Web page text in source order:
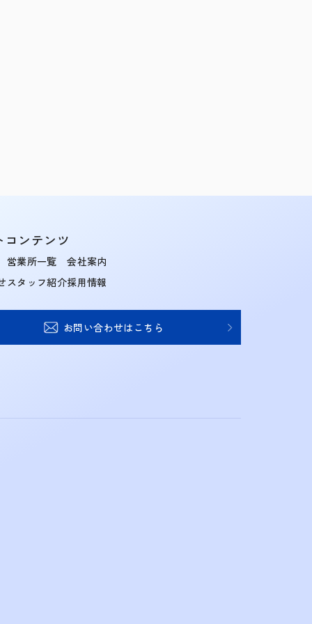
コンテンツ
営業所一覧
スタッフ紹介
会社案内
採用情報
お問い合わせはこちら